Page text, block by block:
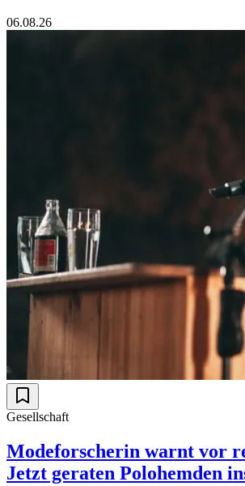
06.08.26
Gesellschaft
Modeforscherin warnt vor
Jetzt geraten Polohemden